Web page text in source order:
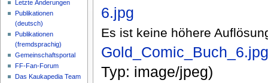
Es ist keine höhere
Gold_Comic_Buch_6.jpg
Typ: image/jpeg)
Letzte Änderungen
Publikationen
(deutsch)
Publikationen
(fremdsprachig)
Gemeinschaftsportal
FF-Fan-Forum
Das Kaukapedia Team